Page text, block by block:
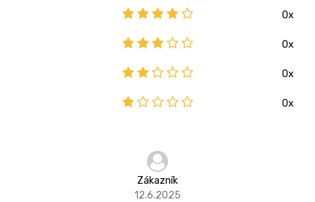
0x
0x
0x
0x
Zákazník
12.6.2025